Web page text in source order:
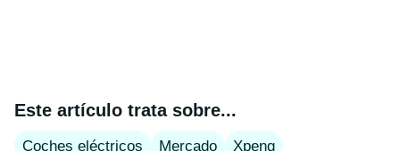
Este artículo trata sobre...
Coches eléctricos Mercado Xpeng